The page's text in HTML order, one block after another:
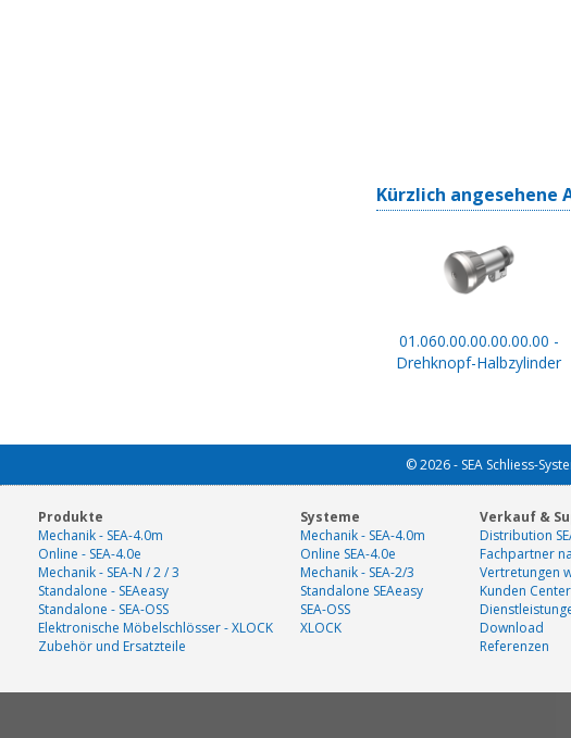
Kürzlich angesehene
01.060.00.00.00.00.00 -
Drehknopf-Halbzylinder
© 2026 - SEA Schliess-
Produkte
Mechanik - SEA-4.0m
Online - SEA-4.0e
Mechanik - SEA-N / 2 / 3
Standalone - SEAeasy
Standalone - SEA-OSS
Elektronische Möbelschlösser - XLOCK
Zubehör und Ersatzteile
Systeme
Mechanik - SEA-4.0m
Online SEA-4.0e
Mechanik - SEA-2/3
Standalone SEAeasy
SEA-OSS
XLOCK
Verkauf &
Distribution
Fachpartner
Vertretungen
Kunden Center
Download
Referenzen